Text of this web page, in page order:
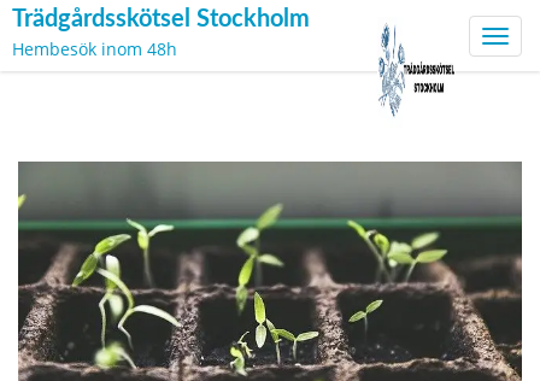
Trädgårdsskötsel Stockholm
Hembesök inom 48h